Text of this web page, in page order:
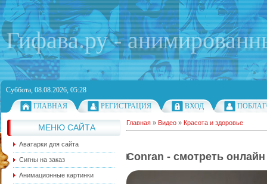
Гифава.ру -
Суббота, 08.08.2026, 05:28
ГЛАВНАЯ
РЕГИСТРАЦИЯ ВХОД
МЕНЮ САЙТА
Аватарки для сайта
Сигны на заказ
Анимационные картинки
Главная » Видео » Красота и здоровье
Conran - смотреть онлайн